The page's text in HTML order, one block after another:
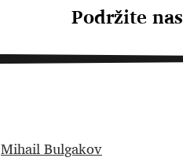
Podržite nas
Mihail Bulgakov